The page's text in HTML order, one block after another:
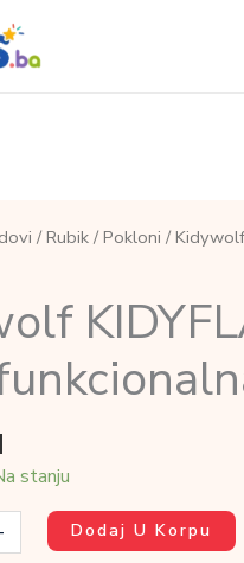
/ Rubik/ Pokloni /
stanju
Dodaj U Korpu